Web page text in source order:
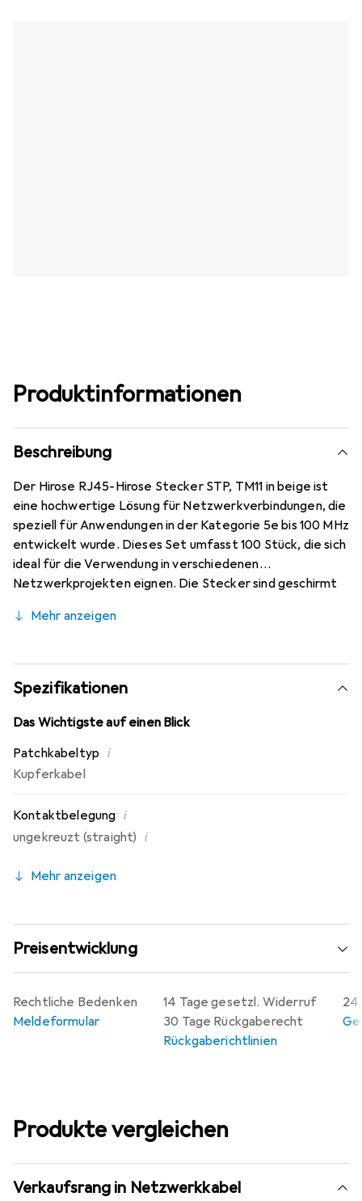
Produktinformationen
Beschreibung
Der Hirose RJ45-Hirose Stecker STP, TM11 in beige ist
eine hochwertige Lösung für Netzwerkverbindungen, die
speziell für Anwendungen in der Kategorie 5e bis 100 MHz
entwickelt wurde. Dieses Set umfasst 100 Stück, die sich
ideal für die Verwendung in verschiedenen
Netzwerkprojekten eignen. Die Stecker sind geschirmt
Störungen minimiert. Mit einer Aderisolierung von etwa
von 5,8 mm sind diese Stecker für eine Vielzahl von Litzen
geeignet. Das Set enthält neben den RJ-Steckern auch
eine Knickschutztülle und eine Guide Plate, die die
Installation erleichtern. Für die optimale Nutzung wird ein
Verbindung zu gewährleisten.
Mehr anzeigen
Spezifikationen
Das Wichtigste auf einen Blick
Patchkabeltyp i
Kupferkabel
Kontaktbelegung i
ungekreuzt (straight) i
Mehr anzeigen
Preisentwicklung
14 Tage gesetzl. Widerruf
30 Tage Rückgaberecht
Rückgaberichtlinien
24
Rechtliche Bedenken
Meldeformular
Produkte vergleichen
Verkaufsrang in Netzwerkkabel